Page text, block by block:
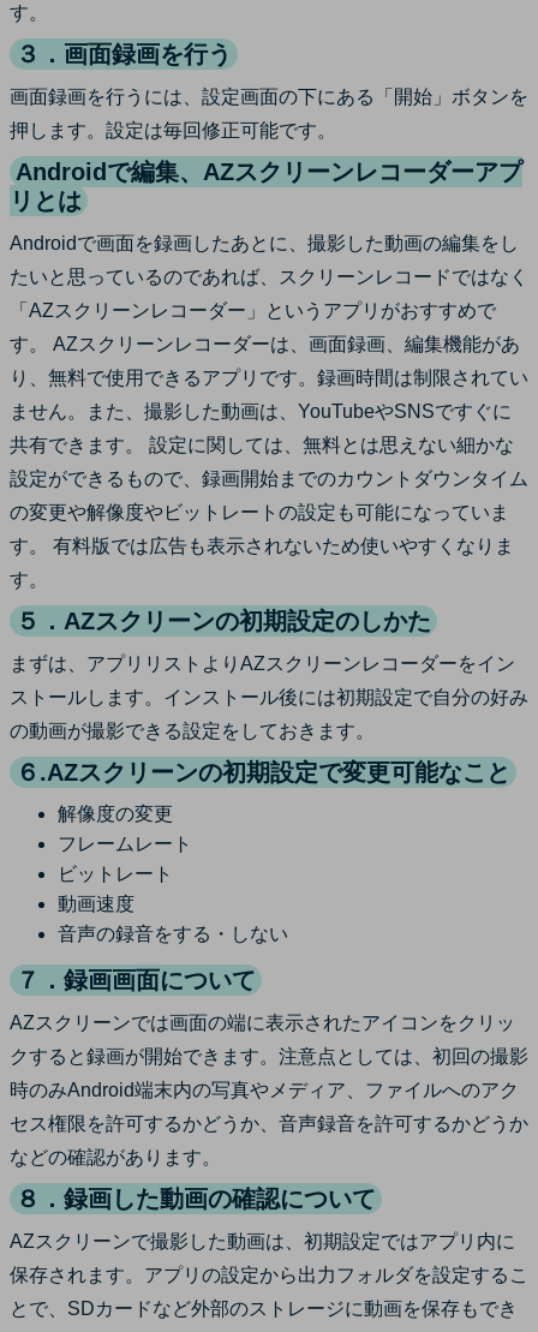
す。
３．画面録画を行う
画面録画を行うには、設定画面の下にある「開始」ボタンを
押します。設定は毎回修正可能です。
Androidで編集、AZスクリーンレコーダーアプ
リとは
Androidで画面を録画したあとに、撮影した動画の編集をし
たいと思っているのであれば、スクリーンレコードではなく
「AZスクリーンレコーダー」というアプリがおすすめで
す。 AZスクリーンレコーダーは、画面録画、編集機能があ
り、無料で使用できるアプリです。録画時間は制限されてい
ません。また、撮影した動画は、YouTubeやSNSですぐに
共有できます。 設定に関しては、無料とは思えない細かな
設定ができるもので、録画開始までのカウントダウンタイム
の変更や解像度やビットレートの設定も可能になっていま
す。 有料版では広告も表示されないため使いやすくなりま
す。
５．AZスクリーンの初期設定のしかた
まずは、アプリリストよりAZスクリーンレコーダーをイン
ストールします。インストール後には初期設定で自分の好み
の動画が撮影できる設定をしておきます。
６.AZスクリーンの初期設定で変更可能なこと
解像度の変更
フレームレート
ビットレート
動画速度
音声の録音をする・しない
７．録画画面について
AZスクリーンでは画面の端に表示されたアイコンをクリッ
クすると録画が開始できます。注意点としては、初回の撮影
時のみAndroid端末内の写真やメディア、ファイルへのアク
セス権限を許可するかどうか、音声録音を許可するかどうか
などの確認があります。
８．録画した動画の確認について
AZスクリーンで撮影した動画は、初期設定ではアプリ内に
保存されます。アプリの設定から出力フォルダを設定するこ
とで、SDカードなど外部のストレージに動画を保存もでき